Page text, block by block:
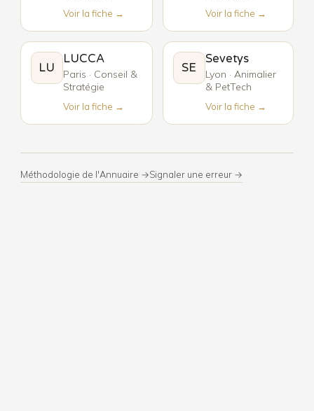
Voir la fiche →
Voir la fiche →
LU
LUCCA
Paris · Conseil &
Stratégie
Voir la fiche →
SE
Sevetys
Lyon · Animalier
& PetTech
Voir la fiche →
Méthodologie de l'Annuaire →Signaler une erreur →